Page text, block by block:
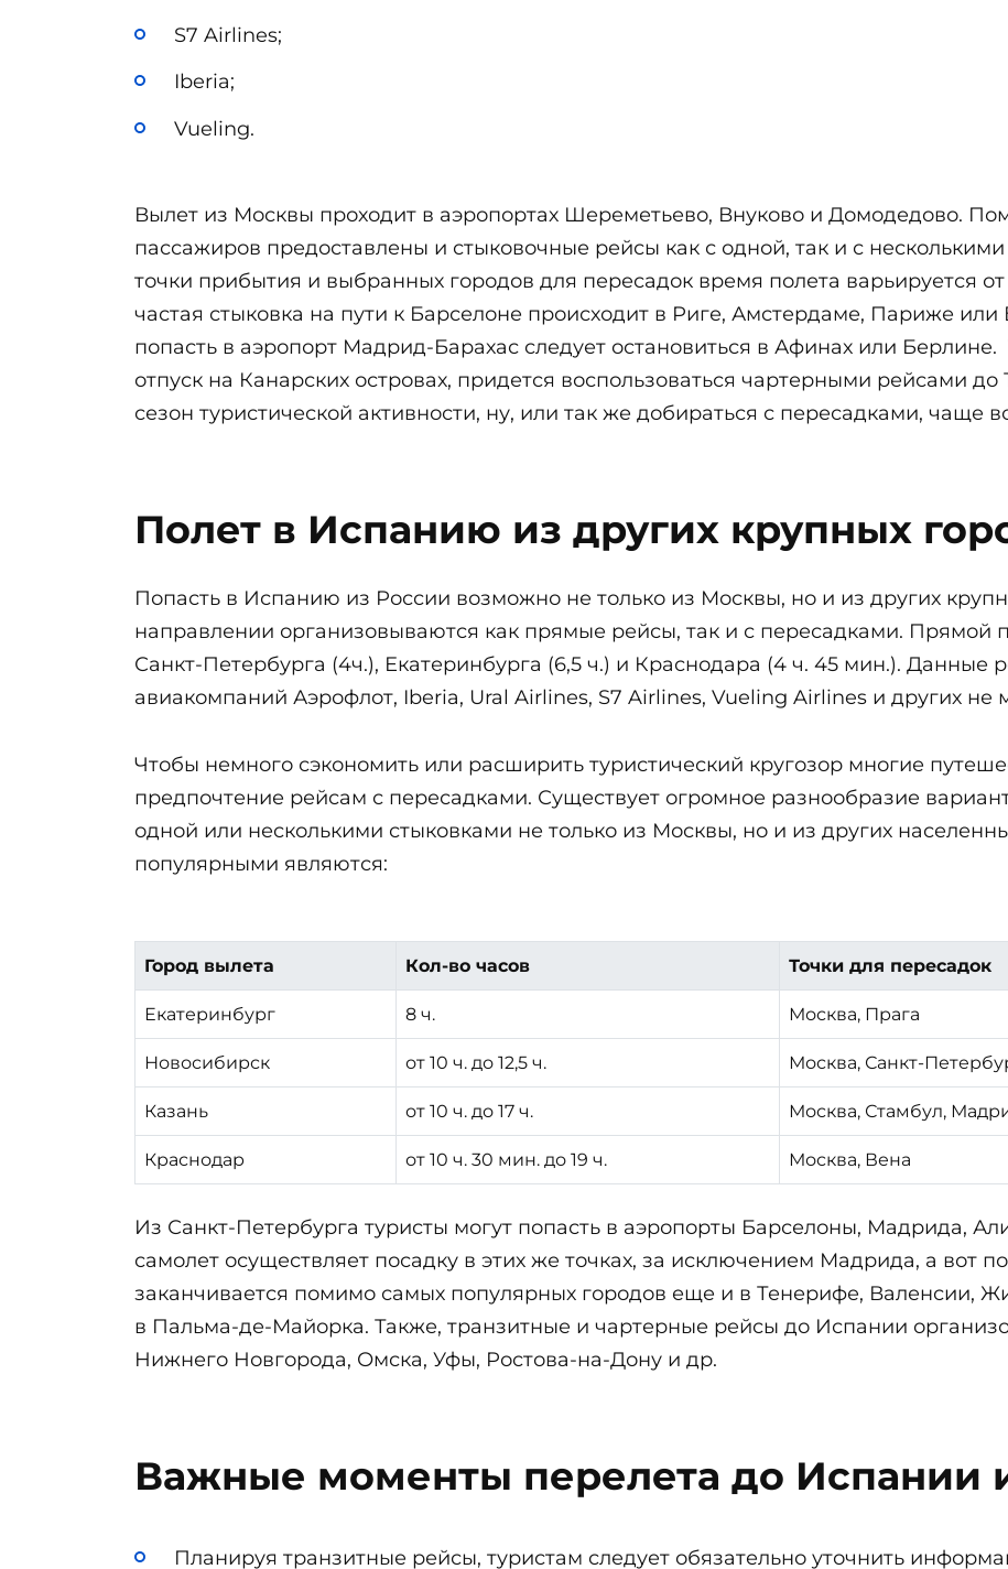
S7 Airlines;
Iberia;
Vueling.
Вылет из Москвы проходит в аэропортах Шереметьево, Внуково и Домодедово.
пассажиров предоставлены и стыковочные рейсы как с одной, так и с
точки прибытия и выбранных городов для пересадок время полета варьируется
частая стыковка на пути к Барселоне происходит в Риге, Амстердаме, Париже или
попасть в аэропорт Мадрид-Барахас следует остановиться в Афинах или
отпуск на Канарских островах, придется воспользоваться чартерными рейсами
сезон туристической активности, ну, или так же добираться с пересадками, чаще
Полет в Испанию из других крупных
Попасть в Испанию из России возможно не только из Москвы, но и из других
направлении организовываются как прямые рейсы, так и с пересадками. Прямой
Санкт-Петербурга (4ч.), Екатеринбурга (6,5 ч.) и Краснодара (4 ч. 45 мин.). Данные
авиакомпаний Аэрофлот, Iberia, Ural Airlines, S7 Airlines, Vueling Airlines и других не
Чтобы немного сэкономить или расширить туристический кругозор многие
предпочтение рейсам с пересадками. Существует огромное разнообразие
одной или несколькими стыковками не только из Москвы, но и из других
популярными являются:
Город вылета Кол-во часов Точки для пересадок
Екатеринбург 8 ч. Москва, Прага
Новосибирск от 10 ч. до 12,5 ч. Москва, Санкт-
Казань от 10 ч. до 17 ч. Москва, Стамбул,
Краснодар от 10 ч. 30 мин. до 19 ч. Москва, Вена
Из Санкт-Петербурга туристы могут попасть в аэропорты Барселоны, Мадрида,
самолет осуществляет посадку в этих же точках, за исключением Мадрида, а вот
заканчивается помимо самых популярных городов еще и в Тенерифе, Валенсии,
в Пальма-де-Майорка. Также, транзитные и чартерные рейсы до Испании
Нижнего Новгорода, Омска, Уфы, Ростова-на-Дону и др.
Важные моменты перелета до Испании
Планируя транзитные рейсы, туристам следует обязательно уточнить